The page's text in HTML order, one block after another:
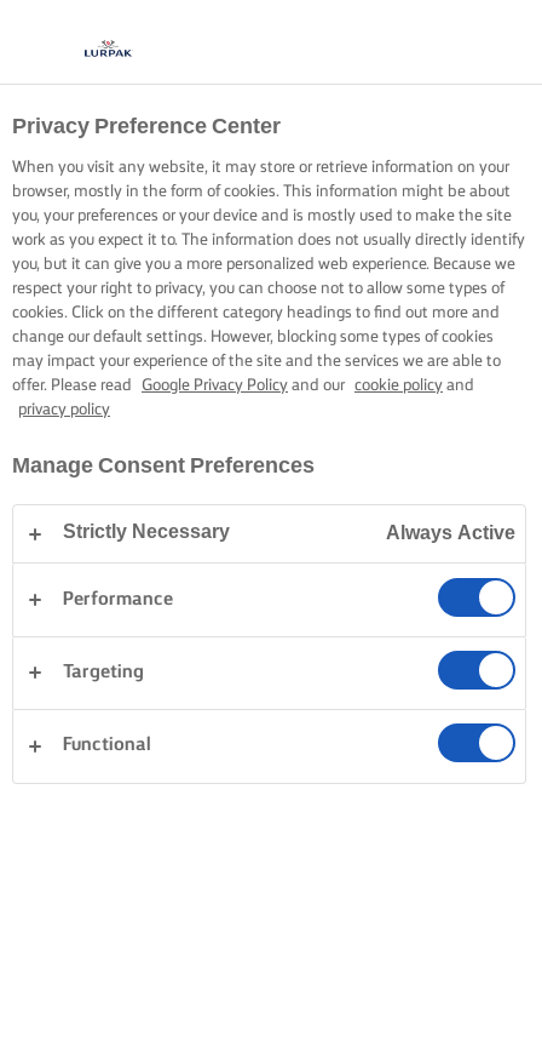
Privacy Preference Center
When you visit any website, it may store or retrieve information on your
browser, mostly in the form of cookies. This information might be about
you, your preferences or your device and is mostly used to make the site
work as you expect it to. The information does not usually directly identify
you, but it can give you a more personalized web experience. Because we
respect your right to privacy, you can choose not to allow some types of
cookies. Click on the different category headings to find out more and
change our default settings. However, blocking some types of cookies
may impact your experience of the site and the services we are able to
offer. Please read
Google Privacy Policy and our cookie policy and
privacy policy
Manage Consent Preferences
Strictly Necessary Always Active
Performance
Targeting
Functional